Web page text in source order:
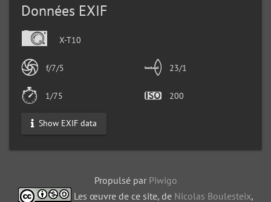
Données EXIF
X-T10
f/7/5 23/1
1/75 200
Show EXIF data
Propulsé par Piwigo
Les œuvre de ce site, de Nicolas Boulesteix,